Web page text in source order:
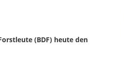
(BDF) heute den